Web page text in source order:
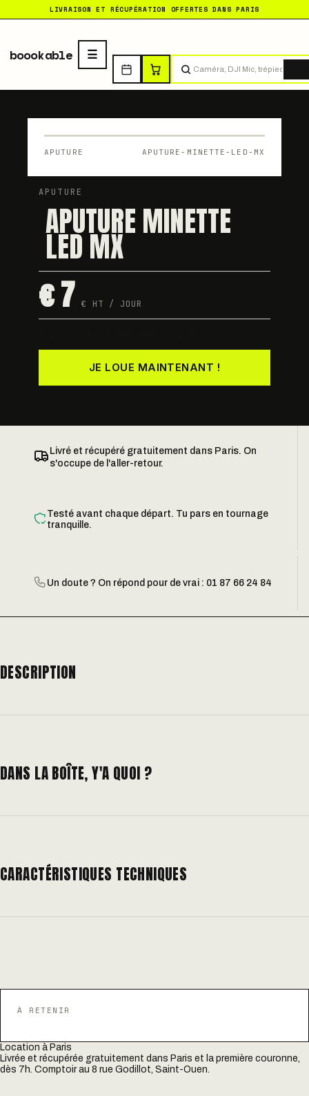
LIVRAISON ET RÉCUPÉRATION OFFERTES DANS PARIS
boookable
APUTURE APUTURE-MINETTE-LED-MX
APUTURE
APUTURE MINETTE
LED MX
€ 7 € HT / JOUR
JE LOUE MAINTENANT !
Livré et récupéré gratuitement dans Paris. On
s'occupe de l'aller-retour.
Testé avant chaque départ. Tu pars en tournage
tranquille.
Un doute ? On répond pour de vrai : 01 87 66 24 84
DESCRIPTION
DANS LA BOÎTE, Y'A QUOI ?
CARACTÉRISTIQUES TECHNIQUES
À RETENIR
Location à Paris
Livrée et récupérée gratuitement dans Paris et la première couronne,
dès 7h. Comptoir au 8 rue Godillot, Saint-Ouen.